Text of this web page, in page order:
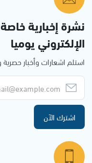
نشرة إخبارية
الإلكتروني يوميا
استلم اشعارات وأخبار
اشترك الآن